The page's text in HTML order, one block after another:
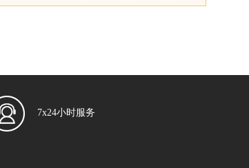
7x24小时服务